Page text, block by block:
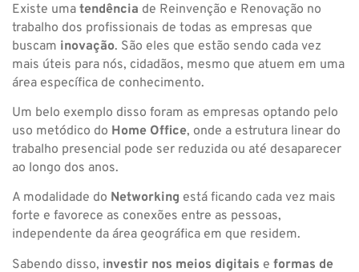
Existe uma tendência de Reinvenção e Renovação no
trabalho dos profissionais de todas as empresas que
buscam inovação. São eles que estão sendo cada vez
mais úteis para nós, cidadãos, mesmo que atuem em uma
área específica de conhecimento.
Um belo exemplo disso foram as empresas optando pelo
uso metódico do Home Office, onde a estrutura linear do
trabalho presencial pode ser reduzida ou até desaparecer
ao longo dos anos.
A modalidade do Networking está ficando cada vez mais
forte e favorece as conexões entre as pessoas,
independente da área geográfica em que residem.
Sabendo disso, investir nos meios digitais e formas de